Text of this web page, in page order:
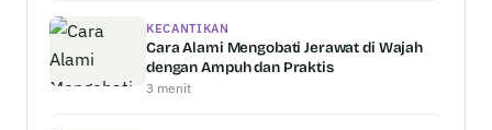
KECANTIKAN
Cara Alami Mengobati Jerawat di Wajah
dengan Ampuh dan Praktis
3 menit